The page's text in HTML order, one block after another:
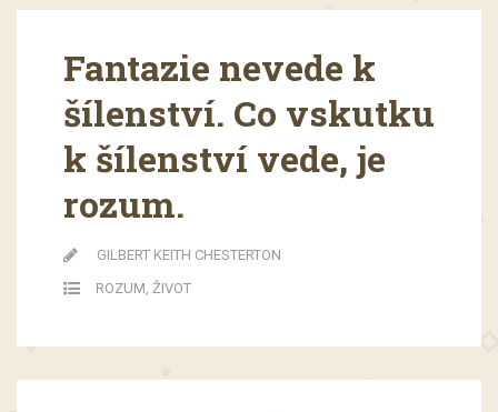
Fantazie nevede k
šílenství. Co vskutku
k šílenství vede, je
rozum.
GILBERT KEITH CHESTERTON
ROZUM, ŽIVOT